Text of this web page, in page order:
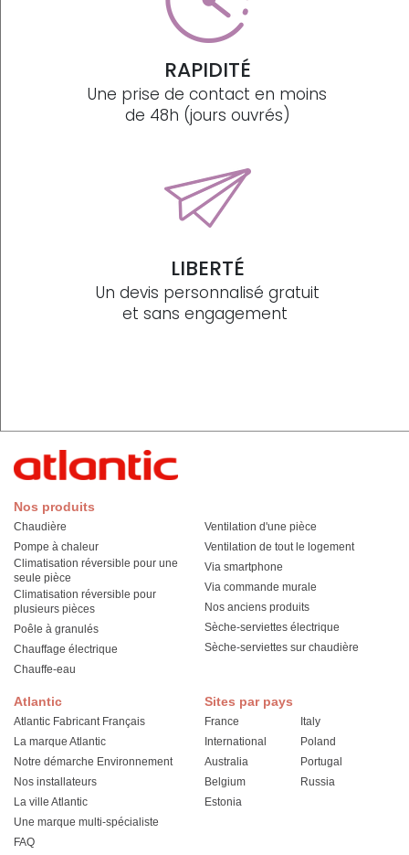
RAPIDITÉ
Une prise de contact en moins
de 48h (jours ouvrés)
LIBERTÉ
Un devis personnalisé gratuit
et sans engagement
Atlantic
Atlantic Fabricant Français
La marque Atlantic
Notre démarche Environnement
Nos installateurs
La ville Atlantic
Une marque multi-spécialiste
FAQ
Nos produits
Chaudière
Pompe à chaleur
Climatisation réversible pour une
seule pièce
Climatisation réversible pour
plusieurs pièces
Poêle à granulés
Chauffage électrique
Chauffe-eau
Ventilation d'une pièce
Ventilation de tout le logement
Via smartphone
Via commande murale
Nos anciens produits
Sèche-serviettes électrique
Sèche-serviettes sur chaudière
Sites par pays
France
International
Australia
Belgium
Estonia
Italy
Poland
Portugal
Russia